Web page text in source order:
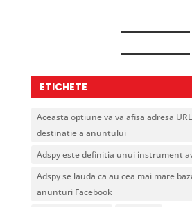
Formare
Prim
pot
ETICHETE
Aceasta optiune va va afisa adresa
destinatie a anuntului
Adspy este definitia unui instrument
Adspy se lauda ca au cea mai mare
anunturi Facebook